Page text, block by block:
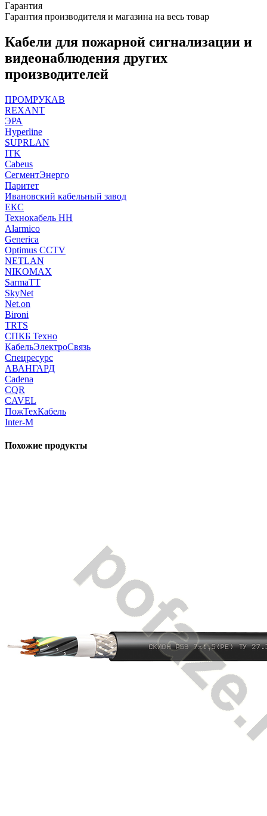
Гарантия
Гарантия производителя и магазина на весь товар
Кабели для пожарной сигнализации и
видеонаблюдения других
производителей
ПРОМРУКАВ
REXANT
ЭРА
Hyperline
SUPRLAN
ITK
Cabeus
СегментЭнерго
Паритет
Ивановский кабельный завод
ЕКС
Технокабель НН
Alarmico
Generica
Optimus CCTV
NETLAN
NIKOMAX
SarmaTT
SkyNet
Net.on
Bironi
TRTS
СПКБ Техно
КабельЭлектроСвязь
Спецресурс
АВАНГАРД
Cadena
CQR
CAVEL
ПожТехКабель
Inter-M
Похожие продукты